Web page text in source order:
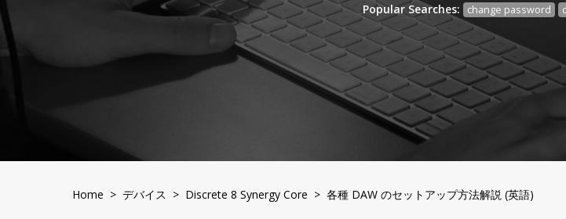
Popular Searches: change password
Home > デバイス > Discrete 8 Synergy Core > 各種 DAW のセットアップ方法解説 (英語)